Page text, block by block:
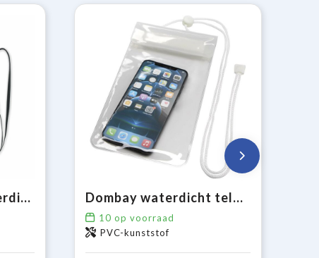
SMAG LARGE - Waterdichte smartphone hoes Dombay waterdicht telefoonhoesje maat XL
10 op voorraad
PVC-kunststof